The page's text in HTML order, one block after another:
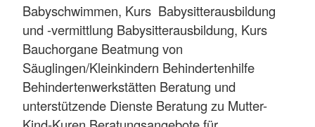
Babyschwimmen, Kurs Babysitterausbildung
und -vermittlung Babysitterausbildung, Kurs
Bauchorgane Beatmung von
Säuglingen/Kleinkindern Behindertenhilfe
Behindertenwerkstätten Beratung und
unterstützende Dienste Beratung zu Mutter-